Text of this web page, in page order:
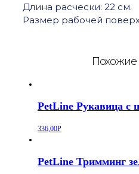
Длина расчески: 22 см.
Размер рабочей
Похожие
PetLine Рукавица с
336,00Р
PetLine Тримминг